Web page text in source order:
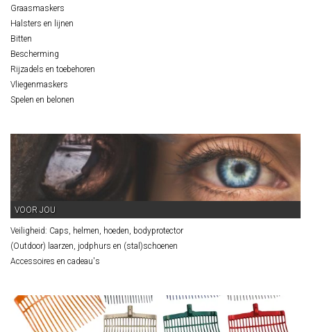
Graasmaskers
Halsters en lijnen
Bitten
Bescherming
Rijzadels en toebehoren
Vliegenmaskers
Spelen en belonen
VOOR JOU
Veiligheid: Caps, helmen, hoeden, bodyprotector
(Outdoor) laarzen, jodphurs en (stal)schoenen
Accessoires en cadeau's